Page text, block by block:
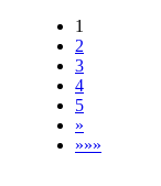
1
2
3
4
5
»
»»»